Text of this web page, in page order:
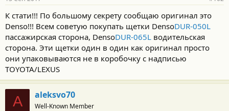
К стати!!! По большому секрету сообщаю оригинал это
Denso!!! Всем советую покупать щетки DensoDUR-050L
пассажирская сторона, DensoDUR-065L водительская
сторона. Эти щетки один в один как оригинал просто
они упаковываются не в коробочку с надписью
TOYOTA/LEXUS
A aleksvo70
Well-Known Member